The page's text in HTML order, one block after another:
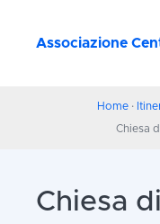
Associazione
Home·
Chiesa
Chiesa